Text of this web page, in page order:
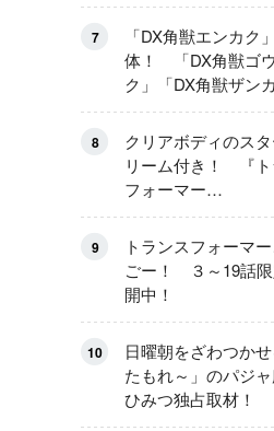
7
「DX角獣エンカク
体！ 「DX角獣ゴ
ク」「DX角獣ザン
をレビュー！
8
クリアボディのス
リーム付き！ 『ト
フォーマー
FANBOOK2026』
７月31日発売！
9
トランスフォーマー
ごー！ ３～19話
開中！
10
日曜朝をざわつか
たもれ～」のパジ
ひみつ独占取材！